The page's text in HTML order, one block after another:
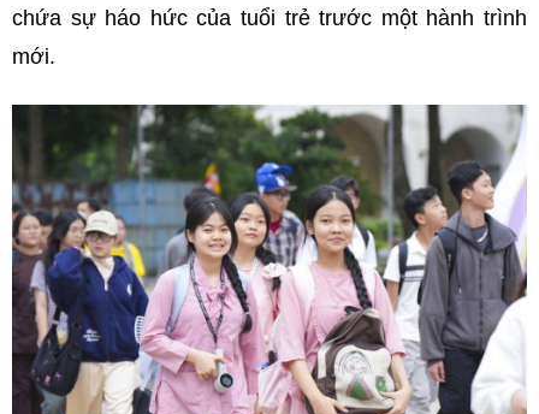
chứa sự háo hức của tuổi trẻ trước một hành trình
mới.